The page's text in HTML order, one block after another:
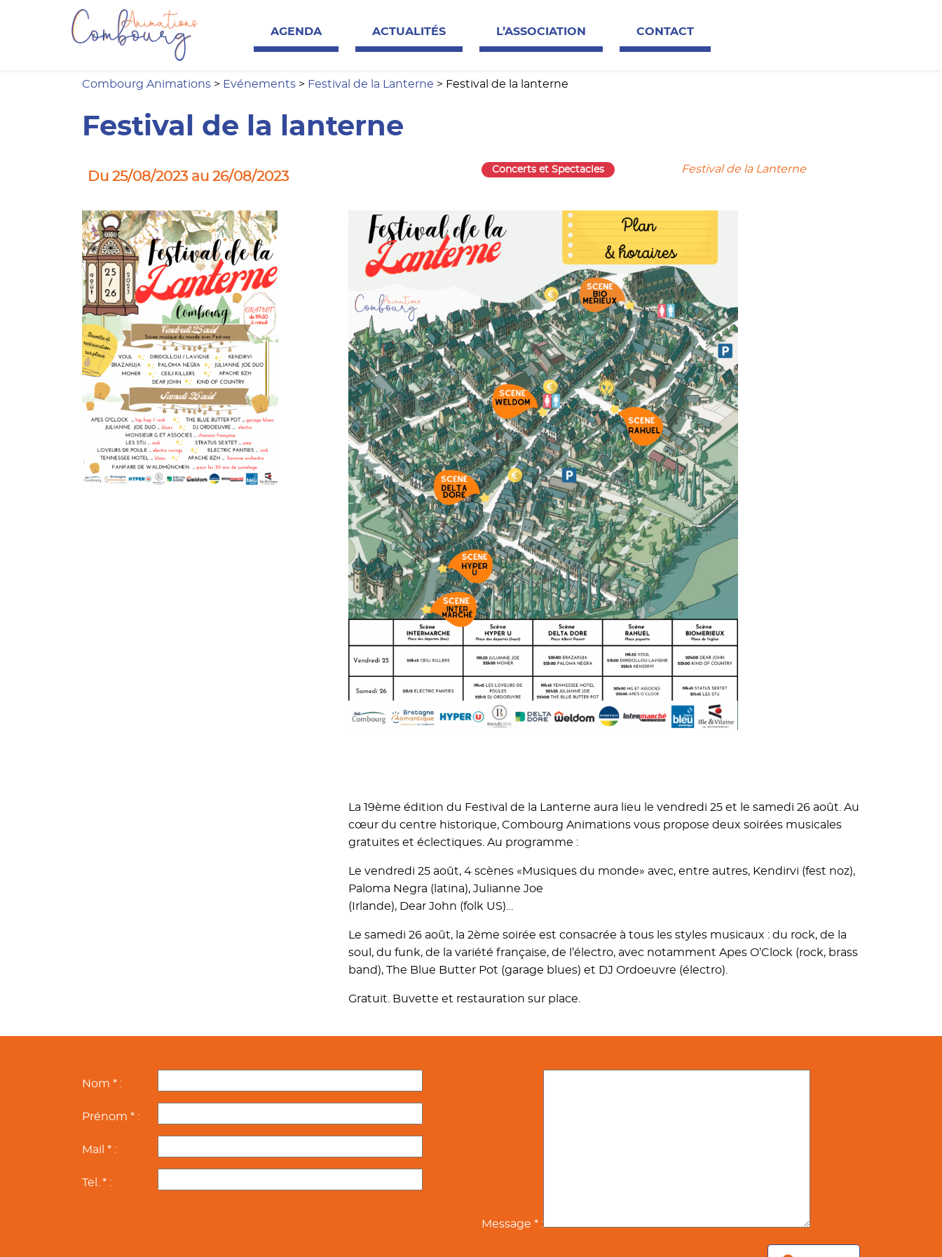
AGENDA ACTUALITÉS L’ASSOCIATION CONTACT
Combourg Animations > Evénements > Festival de la Lanterne > Festival de la lanterne
Festival de la lanterne
Du 25/08/2023 au 26/08/2023 Concerts et Spectacles Festival de la Lanterne
La 19ème édition du Festival de la Lanterne aura lieu le vendredi 25 et le samedi 26 août. Au
cœur du centre historique, Combourg Animations vous propose deux soirées musicales
gratuites et éclectiques. Au programme :
Le vendredi 25 août, 4 scènes «Musiques du monde» avec, entre autres, Kendirvi (fest noz),
Paloma Negra (latina), Julianne Joe
(Irlande), Dear John (folk US)…
Le samedi 26 août, la 2ème soirée est consacrée à tous les styles musicaux : du rock, de la
soul, du funk, de la variété française, de l’électro, avec notamment Apes O’Clock (rock, brass
band), The Blue Butter Pot (garage blues) et DJ Ordoeuvre (électro).
Gratuit. Buvette et restauration sur place.
Nom * :
Prénom * :
Mail * :
Tel. * :
Message * :